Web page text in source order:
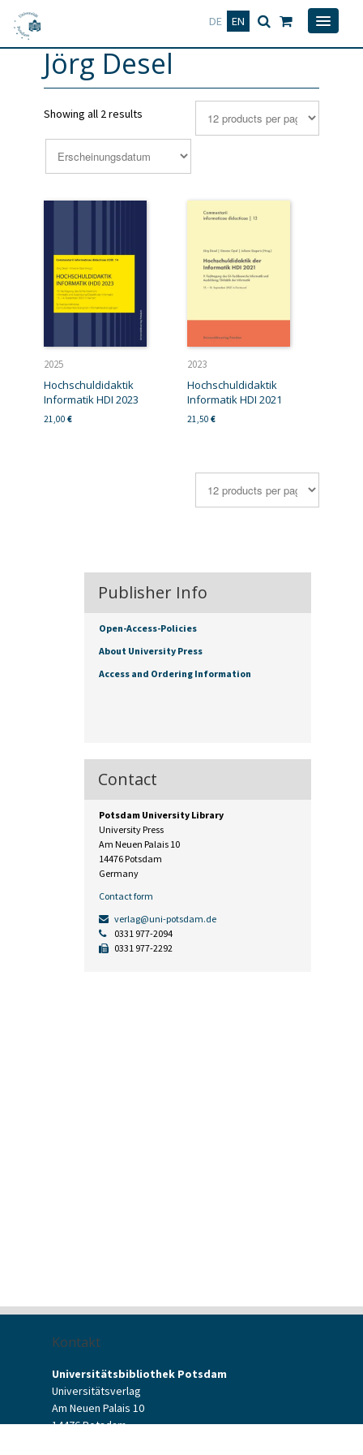
DE EN
Deutsch
Jörg Desel
Showing all 2 results
2025
Hochschuldidaktik
Informatik HDI 2023
21,00 €
2023
Hochschuldidaktik
Informatik HDI 2021
21,50 €
Publisher Info
Open-Access-Policies
About University Press
Access and Ordering Information
Contact
Potsdam University Library
University Press
Am Neuen Palais 10
14476 Potsdam
Germany
Contact form
verlag@uni-potsdam.de
0331 977-2094
0331 977-2292
Kontakt
Universitätsbibliothek Potsdam
Universitätsverlag
Am Neuen Palais 10
14476 Potsdam